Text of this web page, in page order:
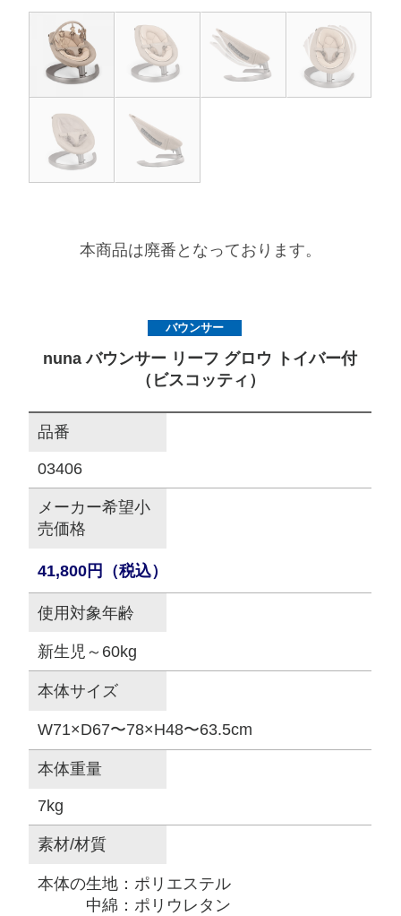
このサイトについて
プライバシーポリシー
サイトマップ
× 閉じる
本商品は廃番となっております。
バウンサー
nuna バウンサー リーフ グロウ トイバー付
（ビスコッティ）
品番
03406
メーカー希望小
売価格
41,800円（税込）
使用対象年齢
新生児～60kg
本体サイズ
W71×D67〜78×H48〜63.5cm
本体重量
7kg
素材/材質
本体の生地：ポリエステル
中綿：ポリウレタン